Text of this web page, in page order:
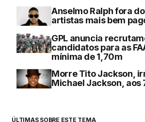
Anselmo Ralph fora
artistas mais bem
GPL anuncia
candidatos para as
mínima de 1,70m
Morre Tito Jackson,
Michael Jackson, aos
ÚLTIMAS SOBRE ESTE TEMA